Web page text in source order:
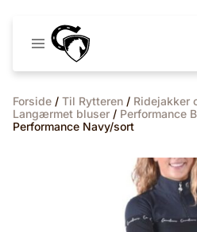
Forside / Til Rytteren / Ridejakker
Langærmet bluser / Performance
Performance Navy/sort